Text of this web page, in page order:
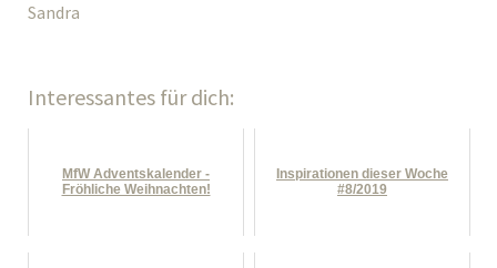
Sandra
Interessantes für dich:
MfW Adventskalender -
Fröhliche Weihnachten!
Inspirationen dieser Woche
#8/2019